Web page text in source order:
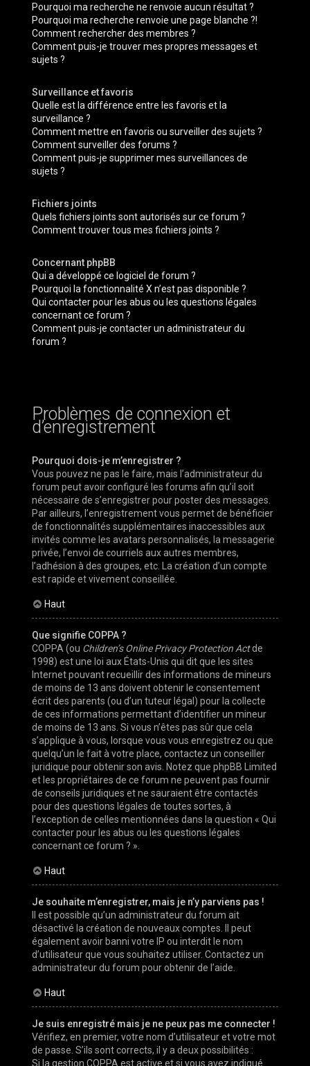
Pourquoi ma recherche ne renvoie aucun résultat ?
Pourquoi ma recherche renvoie une page blanche ?!
Comment rechercher des membres ?
Comment puis-je trouver mes propres messages et
sujets ?
Surveillance et favoris
Quelle est la différence entre les favoris et la
surveillance ?
Comment mettre en favoris ou surveiller des sujets ?
Comment surveiller des forums ?
Comment puis-je supprimer mes surveillances de
sujets ?
Fichiers joints
Quels fichiers joints sont autorisés sur ce forum ?
Comment trouver tous mes fichiers joints ?
Concernant phpBB
Qui a développé ce logiciel de forum ?
Pourquoi la fonctionnalité X n’est pas disponible ?
Qui contacter pour les abus ou les questions légales
concernant ce forum ?
Comment puis-je contacter un administrateur du
forum ?
Problèmes de connexion et
d’enregistrement
Pourquoi dois-je m’enregistrer ?
Vous pouvez ne pas le faire, mais l’administrateur du
forum peut avoir configuré les forums afin qu’il soit
nécessaire de s’enregistrer pour poster des messages.
Par ailleurs, l’enregistrement vous permet de bénéficier
de fonctionnalités supplémentaires inaccessibles aux
invités comme les avatars personnalisés, la messagerie
privée, l’envoi de courriels aux autres membres,
l’adhésion à des groupes, etc. La création d’un compte
est rapide et vivement conseillée.
Haut
Que signifie COPPA ?
COPPA (ou Children’s Online Privacy Protection Actde
1998) est une loi aux États-Unis qui dit que les sites
Internet pouvant recueillir des informations de mineurs
de moins de 13 ans doivent obtenir le consentement
écrit des parents (ou d’un tuteur légal) pour la collecte
de ces informations permettant d’identifier un mineur
de moins de 13 ans. Si vous n’êtes pas sûr que cela
s’applique à vous, lorsque vous vous enregistrez ou que
quelqu’un le fait à votre place, contactez un conseiller
juridique pour obtenir son avis. Notez que phpBB Limited
et les propriétaires de ce forum ne peuvent pas fournir
de conseils juridiques et ne sauraient être contactés
pour des questions légales de toutes sortes, à
l’exception de celles mentionnées dans la question « Qui
contacter pour les abus ou les questions légales
concernant ce forum ? ».
Haut
Je souhaite m’enregistrer, mais je n’y parviens pas !
Il est possible qu’un administrateur du forum ait
désactivé la création de nouveaux comptes. Il peut
également avoir banni votre IP ou interdit le nom
d’utilisateur que vous souhaitez utiliser. Contactez un
administrateur du forum pour obtenir de l’aide.
Haut
Je suis enregistré mais je ne peux pas me connecter !
Vérifiez, en premier, votre nom d’utilisateur et votre mot
de passe. S’ils sont corrects, il y a deux possibilités :
Si la gestion COPPA est active et si vous avez indiqué